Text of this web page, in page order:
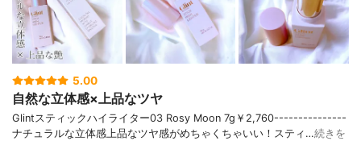
5.00
自然な立体感×上品なツヤ
Glintスティックハイライター03 Rosy Moon 7g￥2,760---------------
ナチュラルな立体感上品なツヤ感がめちゃくちゃいい！スティ…続きを